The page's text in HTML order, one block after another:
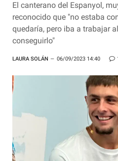
El canterano del Espanyol,
reconocido que "no estaba
quedaría, pero iba a trabajar
conseguirlo"
LAURA SOLÁN 06/09/2023 14:40